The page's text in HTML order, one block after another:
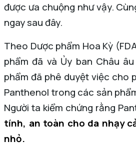
được ưa chuộng như vậy.
ngay sau đây.
Theo Dược phẩm Hoa Kỳ
phẩm đã và Ủy ban Châu
phẩm đã phê duyệt việc cho
Panthenol trong các sản
Người ta kiểm chứng rằng
tính, an toàn cho da nhạy
nhỏ.